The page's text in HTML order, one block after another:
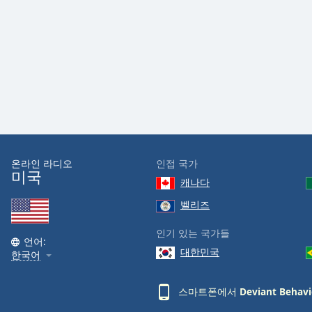
window.
Beginning
dialog
window.
Escape
will
온라인 라디오
미국
언어:
한국어
인접 국가
캐나다
벨리즈
인기 있는 국가들
대한민국
스마트폰에서 Deviant